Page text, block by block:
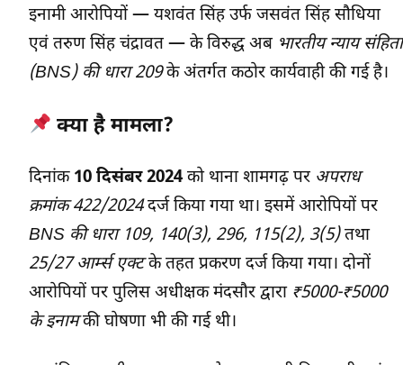
इनामी आरोपियों — यशवंत सिंह उर्फ जसवंत सिंह सौधिया
एवं तरुण सिंह चंद्रावत — के विरुद्ध अब भारतीय न्याय संहिता
(BNS) की धारा 209के अंतर्गत कठोर कार्यवाही की गई है।
क्या है मामला?
दिनांक 10 दिसंबर 2024 को थाना शामगढ़ पर अपराध
क्रमांक 422/2024दर्ज किया गया था। इसमें आरोपियों पर
BNS की धारा 109, 140(3), 296, 115(2), 3(5)तथा
25/27 आर्म्स एक्टके तहत प्रकरण दर्ज किया गया। दोनों
आरोपियों पर पुलिस अधीक्षक मंदसौर द्वारा ₹5000-₹5000
के इनामकी घोषणा भी की गई थी।